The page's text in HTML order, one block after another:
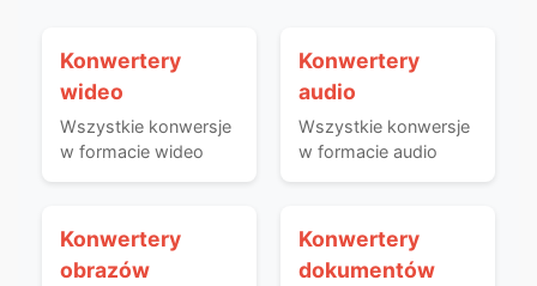
Konwertery
wideo
Wszystkie konwersje
w formacie wideo
Konwertery
audio
Wszystkie konwersje
w formacie audio
Konwertery
obrazów
Konwertery
dokumentów